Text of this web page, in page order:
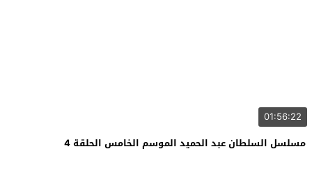
01:56:22
مسلسل السلطان عبد الحميد الموسم الخامس الحلقة 4